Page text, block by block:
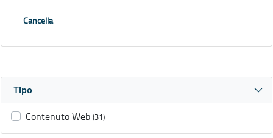
Cancella
Tipo
Contenuto Web (31)